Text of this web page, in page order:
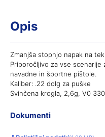
Opis
Zmanjša stopnjo napak na
Priporočljivo za vse
navadne in športne pištole.
Kaliber: .22 dolg za puške
Svinčena krogla, 2,6g, V0
Dokumenti